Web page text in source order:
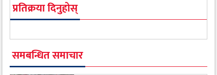
प्रतिक्रया दिनुहोस्
समबन्धित समाचार